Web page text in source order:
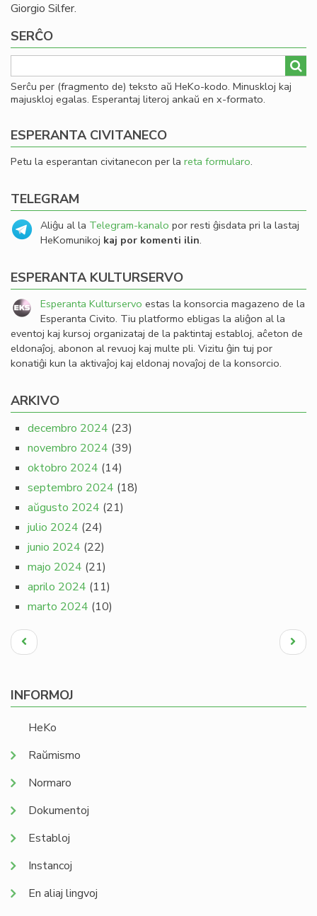
Giorgio Silfer.
SERĈO
Serĉu per (fragmento de) teksto aŭ HeKo-kodo. Minuskloj kaj
majuskloj egalas. Esperantaj literoj ankaŭ en x-formato.
ESPERANTA CIVITANECO
Petu la esperantan civitanecon per la reta formularo.
TELEGRAM
Aliĝu al la Telegram-kanalo por resti ĝisdata pri la lastaj
HeKomunikoj kaj por komenti ilin.
ESPERANTA KULTURSERVO
Esperanta Kulturservo estas la konsorcia magazeno de la
Esperanta Civito. Tiu platformo ebligas la aliĝon al la
eventoj kaj kursoj organizataj de la paktintaj establoj, aĉeton de
eldonaĵoj, abonon al revuoj kaj multe pli. Vizitu ĝin tuj por
konatiĝi kun la aktivaĵoj kaj eldonaj novaĵoj de la konsorcio.
ARKIVO
decembro 2024 (23)
novembro 2024 (39)
oktobro 2024 (14)
septembro 2024 (18)
aŭgusto 2024 (21)
julio 2024 (24)
junio 2024 (22)
majo 2024 (21)
aprilo 2024 (11)
marto 2024 (10)
Pagination
Antaŭa
paĝo
Next
page
INFORMOJ
HeKo
Raŭmismo
Normaro
Dokumentoj
Establoj
Instancoj
En aliaj lingvoj